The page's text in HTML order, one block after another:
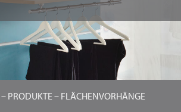
– PRODUKTE– FLÄCHENVORHÄNGE